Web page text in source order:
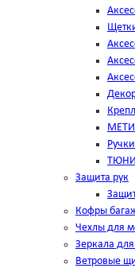
Защита рук
Кофры
Чехлы для
Зеркала
Ветровые